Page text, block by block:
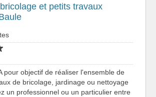
et petits travaux
pour objectif de réaliser l'ensemble de
de bricolage, jardinage ou nettoyage
un professionnel ou un particulier entre